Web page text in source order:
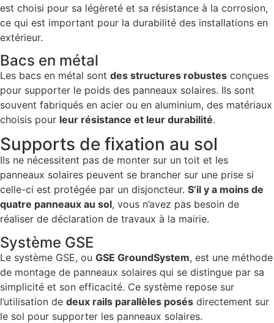
est choisi pour sa légèreté et sa résistance à la corrosion,
ce qui est important pour la durabilité des installations en
extérieur.
Bacs en métal
Les bacs en métal sont des structures robustes conçues
pour supporter le poids des panneaux solaires. Ils sont
souvent fabriqués en acier ou en aluminium, des matériaux
choisis pour leur résistance et leur durabilité.
Supports de fixation au sol
Ils ne nécessitent pas de monter sur un toit et les
panneaux solaires peuvent se brancher sur une prise si
celle-ci est protégée par un disjoncteur. S’il y a moins de
quatre panneaux au sol, vous n’avez pas besoin de
réaliser de déclaration de travaux à la mairie.
Système GSE
Le système GSE, ou GSE GroundSystem, est une méthode
de montage de panneaux solaires qui se distingue par sa
simplicité et son efficacité. Ce système repose sur
l’utilisation de deux rails parallèles posés directement sur
le sol pour supporter les panneaux solaires.